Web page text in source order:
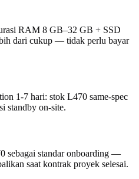
RAM 8 GB–32 GB + SSD
dari cukup — tidak perlu bayar
1-7 hari: stok L470 same-spec
standby on-site.
sebagai standar onboarding —
saat kontrak proyek selesai.